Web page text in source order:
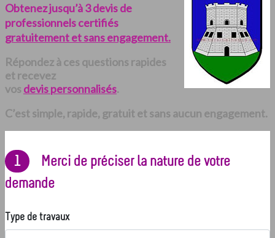
Obtenez jusqu’à 3 devis de
professionnels certifiés
gratuitement et sans engagement.
Répondez à ces questions rapides
et recevez
vos devis personnalisés.
C’est simple, rapide, gratuit et sans aucun engagement.